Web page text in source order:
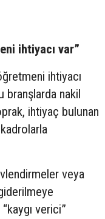
ihtiyacı var”
ihtiyacı
branşlarda nakil
ihtiyaç bulunan
veya
verici”